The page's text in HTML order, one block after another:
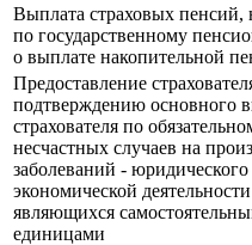
Выплата страховых пенсий,
по государственному
о выплате накопительной
Предоставление
подтверждению основного
страхователя по
несчастных случаев на
заболеваний -
экономической
являющихся
единицами